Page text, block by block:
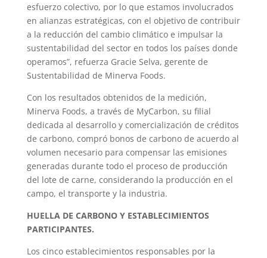
esfuerzo colectivo, por lo que estamos involucrados
en alianzas estratégicas, con el objetivo de contribuir
a la reducción del cambio climático e impulsar la
sustentabilidad del sector en todos los países donde
operamos”, refuerza Gracie Selva, gerente de
Sustentabilidad de Minerva Foods.
Con los resultados obtenidos de la medición,
Minerva Foods, a través de MyCarbon, su filial
dedicada al desarrollo y comercialización de créditos
de carbono, compró bonos de carbono de acuerdo al
volumen necesario para compensar las emisiones
generadas durante todo el proceso de producción
del lote de carne, considerando la producción en el
campo, el transporte y la industria.
HUELLA DE CARBONO Y ESTABLECIMIENTOS
PARTICIPANTES.
Los cinco establecimientos responsables por la